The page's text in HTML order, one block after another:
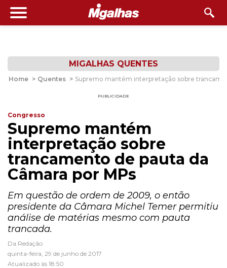
MIGALHAS QUENTES
Home > Quentes > Supremo mantém interpretação sobre
PUBLICIDADE
Congresso
Supremo mantém
interpretação sobre
trancamento de pauta da
Câmara por MPs
Em questão de ordem de 2009, o então
presidente da Câmara Michel Temer permitiu
análise de matérias mesmo com pauta
trancada.
Da Redação
quinta-feira, 29 de junho de 2017
Atualizado às 18:50